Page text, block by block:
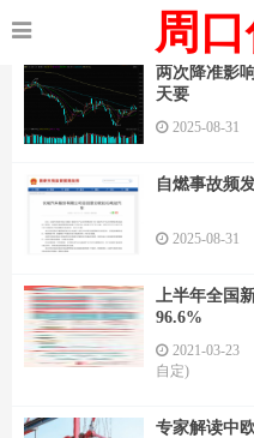
周
两次降准影
天要
2025-08-31
自燃事故频
2025-08-31
上半年全国
96.6%
2021-03-23
自定)
专家解读中